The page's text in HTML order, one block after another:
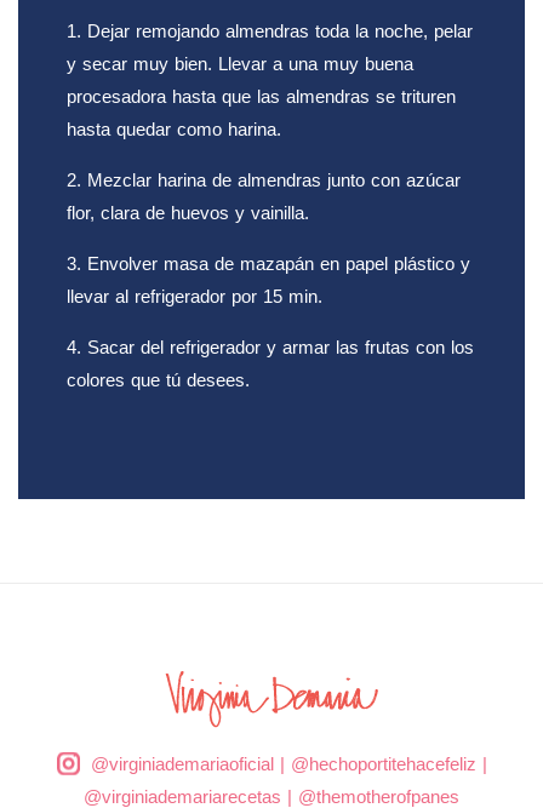
1. Dejar remojando almendras toda la noche, pelar
y secar muy bien. Llevar a una muy buena
procesadora hasta que las almendras se trituren
hasta quedar como harina.
2. Mezclar harina de almendras junto con azúcar
flor, clara de huevos y vainilla.
3. Envolver masa de mazapán en papel plástico y
llevar al refrigerador por 15 min.
4. Sacar del refrigerador y armar las frutas con los
colores que tú desees.
@virginiademariaoficial| @hechoportitehacefeliz |
@virginiademariarecetas | @themotherofpanes